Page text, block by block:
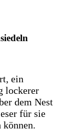
ein
lockerer
dem Nest
für sie
können.